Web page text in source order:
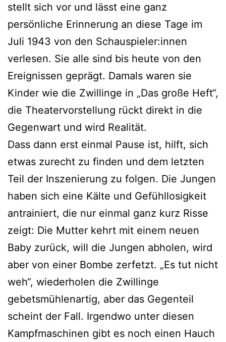
stellt sich vor und lässt eine ganz
persönliche Erinnerung an diese Tage im
Juli 1943 von den Schauspieler:innen
verlesen. Sie alle sind bis heute von den
Ereignissen geprägt. Damals waren sie
Kinder wie die Zwillinge in „Das große Heft“,
die Theatervorstellung rückt direkt in die
Gegenwart und wird Realität.
Dass dann erst einmal Pause ist, hilft, sich
etwas zurecht zu finden und dem letzten
Teil der Inszenierung zu folgen. Die Jungen
haben sich eine Kälte und Gefühllosigkeit
antrainiert, die nur einmal ganz kurz Risse
zeigt: Die Mutter kehrt mit einem neuen
Baby zurück, will die Jungen abholen, wird
aber von einer Bombe zerfetzt. „Es tut nicht
weh“, wiederholen die Zwillinge
gebetsmühlenartig, aber das Gegenteil
scheint der Fall. Irgendwo unter diesen
Kampfmaschinen gibt es noch einen Hauch